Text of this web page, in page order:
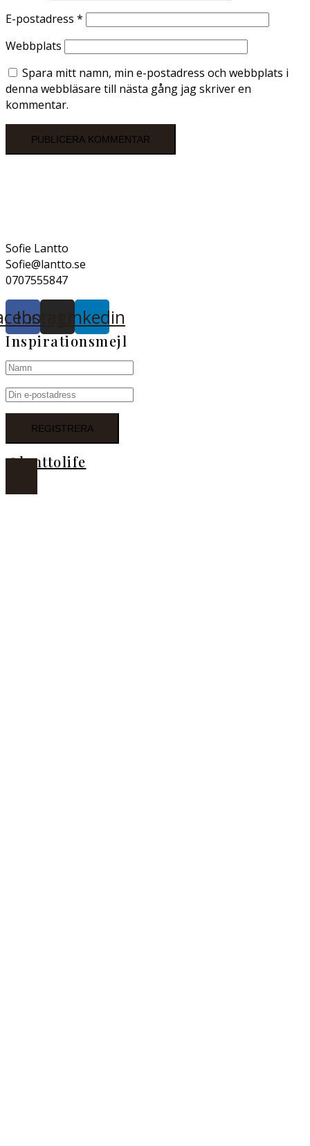
E-postadress *
Webbplats
Spara mitt namn, min e-postadress och webbplats i
denna webbläsare till nästa gång jag skriver en
kommentar.
Sofie Lantto
Sofie@lantto.se
0707555847
InstagramLinkedin
Inspirationsmejl
@lanttolife